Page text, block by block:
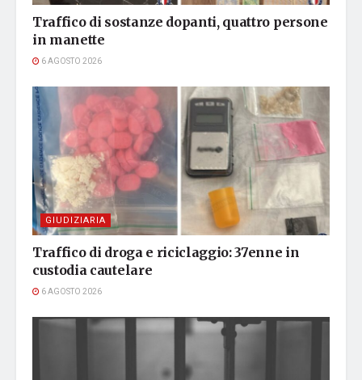
Traffico di sostanze dopanti, quattro persone
in manette
6 AGOSTO 2026
GIUDIZIARIA
Traffico di droga e riciclaggio: 37enne in
custodia cautelare
6 AGOSTO 2026